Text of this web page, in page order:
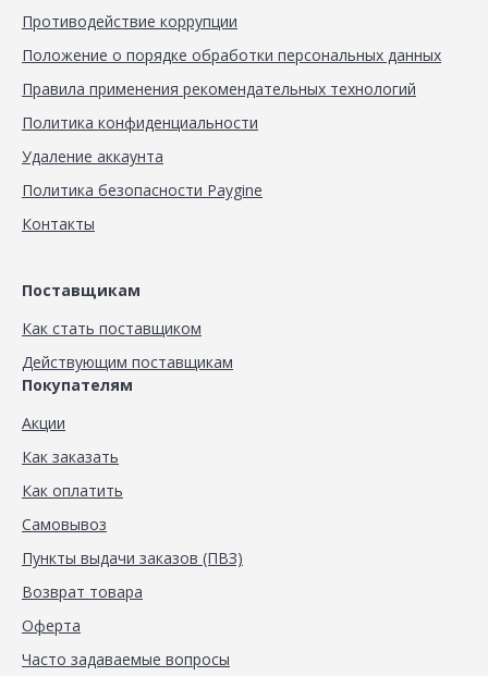
Противодействие коррупции
Положение о порядке обработки персональных данных
Правила применения рекомендательных технологий
Политика конфиденциальности
Удаление аккаунта
Политика безопасности Paygine
Контакты
Поставщикам
Как стать поставщиком
Действующим поставщикам
Покупателям
Акции
Как заказать
Как оплатить
Самовывоз
Пункты выдачи заказов (ПВЗ)
Возврат товара
Оферта
Часто задаваемые вопросы